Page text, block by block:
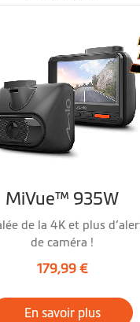
MiVue™ 935W
de la 4K et plus
de caméra !
179,99 €
En savoir plus